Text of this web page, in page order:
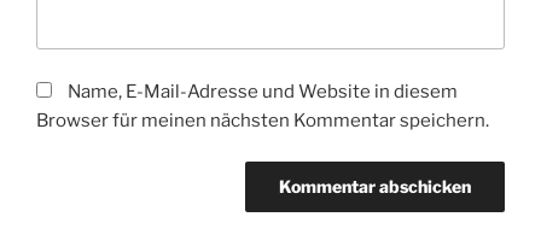
Name, E-Mail-Adresse und Website in diesem
Browser für meinen nächsten Kommentar speichern.